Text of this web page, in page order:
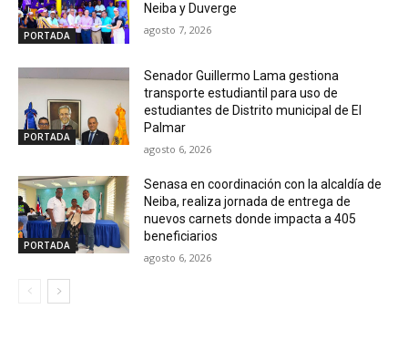
PORTADA
Neiba y Duverge
agosto 7, 2026
PORTADA
Senador Guillermo Lama gestiona
transporte estudiantil para uso de
estudiantes de Distrito municipal de El
Palmar
agosto 6, 2026
PORTADA
Senasa en coordinación con la alcaldía de
Neiba, realiza jornada de entrega de
nuevos carnets donde impacta a 405
beneficiarios
agosto 6, 2026